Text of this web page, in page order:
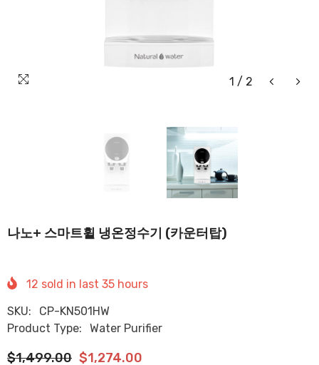
1 / 2
나노+ 스마트휠 냉온정수기 (카운터탑)
12 sold in last 35 hours
SKU:
CP-KN501HW
Product Type:
Water Purifier
$1,499.00 $1,274.00